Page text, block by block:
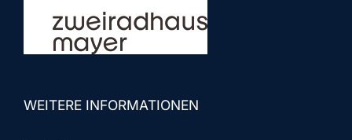
WEITERE INFORMATIONEN